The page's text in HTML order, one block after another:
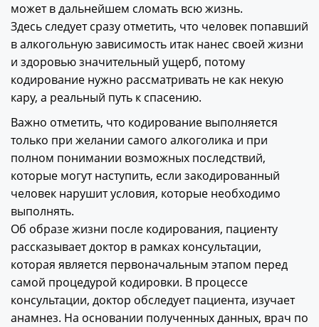
может в дальнейшем сломать всю жизнь.
Здесь следует сразу отметить, что человек попавший
в алкогольную зависимость итак нанес своей жизни
и здоровью значительный ущерб, потому
кодирование нужно рассматривать не как некую
кару, а реальный путь к спасению.
Важно отметить, что кодирование выполняется
только при желании самого алкоголика и при
полном понимании возможных последствий,
которые могут наступить, если закодированный
человек нарушит условия, которые необходимо
выполнять.
Об образе жизни после кодирования, пациенту
рассказывает доктор в рамках консультации,
которая является первоначальным этапом перед
самой процедурой кодировки. В процессе
консультации, доктор обследует пациента, изучает
анамнез. На основании полученных данных, врач по